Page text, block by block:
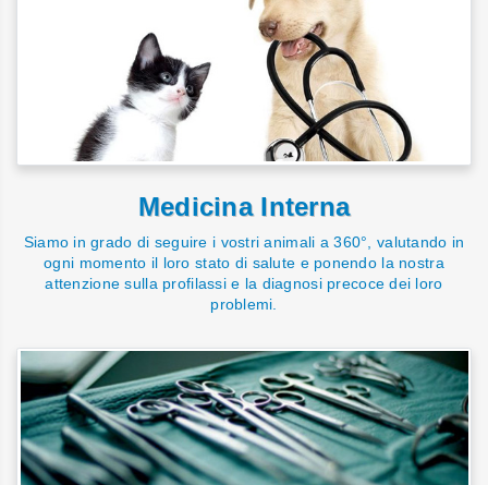
Medicina Interna
Siamo in grado di seguire i vostri animali a 360°, valutando in
ogni momento il loro stato di salute e ponendo la nostra
attenzione sulla profilassi e la diagnosi precoce dei loro
problemi.